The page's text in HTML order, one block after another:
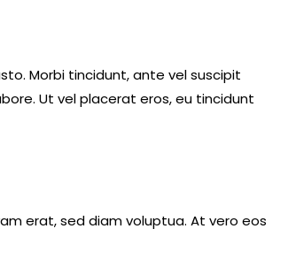
Morbi tincidunt, ante vel suscipit
Ut vel placerat eros, eu tincidunt
erat, sed diam voluptua. At vero eos